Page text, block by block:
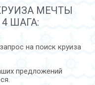
МЕЧТЫ
4 ШАГА:
на поиск круиза
предложений